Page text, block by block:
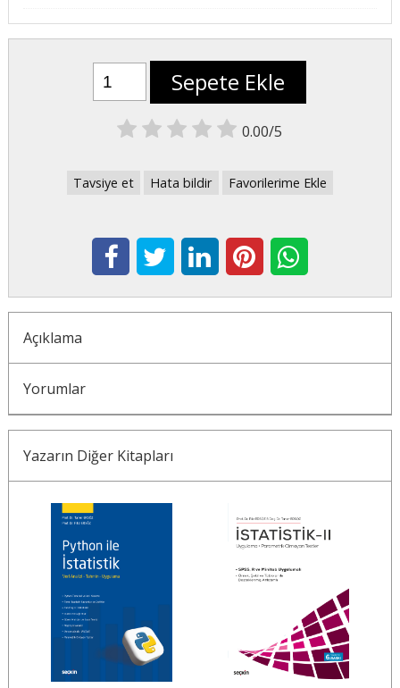
Sepete Ekle
0.00/5
Tavsiye et Hata bildir Favorilerime Ekle
Açıklama
Yorumlar
Yazarın Diğer Kitapları